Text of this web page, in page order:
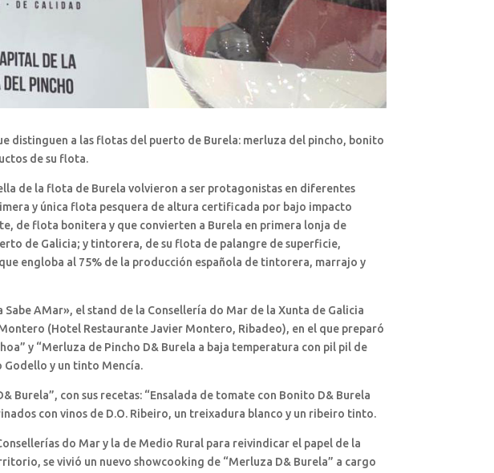
distinguen a las flotas del puerto de Burela: merluza del pincho, bonito
de su flota.
de la flota de Burela volvieron a ser protagonistas en diferentes
y única flota pesquera de altura certificada por bajo impacto
de flota bonitera y que convierten a Burela en primera lonja de
de Galicia; y tintorera, de su flota de palangre de superficie,
engloba al 75% de la producción española de tintorera, marrajo y
AMar», el stand de la Consellería do Mar de la Xunta de Galicia
(Hotel Restaurante Javier Montero, Ribadeo), en el que preparó
y “Merluza de Pincho D& Burela a baja temperatura con pil pil de
Godello y un tinto Mencía.
con sus recetas: “Ensalada de tomate con Bonito D& Burela
con vinos de D.O. Ribeiro, un treixadura blanco y un ribeiro tinto.
do Mar y la de Medio Rural para reivindicar el papel de la
se vivió un nuevo showcooking de “Merluza D& Burela” a cargo